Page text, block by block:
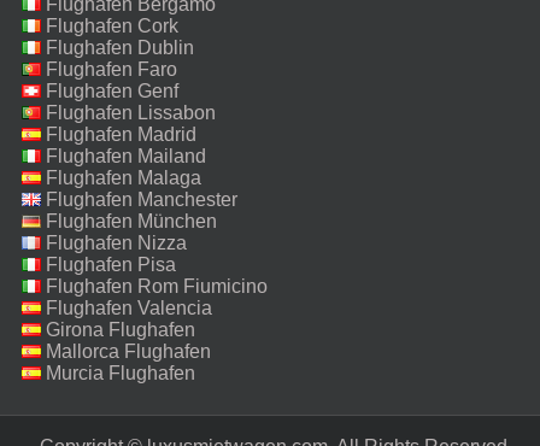
Flughafen Cork
Flughafen Dublin
Flughafen Faro
Flughafen Genf
Flughafen Lissabon
Flughafen Madrid
Flughafen Mailand
Malpensa
Flughafen Malaga
Flughafen Manchester
Flughafen München
Flughafen Nizza
Flughafen Pisa
Flughafen Rom Fiumicino
Flughafen Valencia
Girona Flughafen
Mallorca Flughafen
Murcia Flughafen